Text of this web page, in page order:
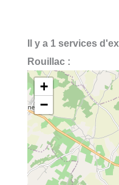
Il y a 1 services
Rouillac :
+
−